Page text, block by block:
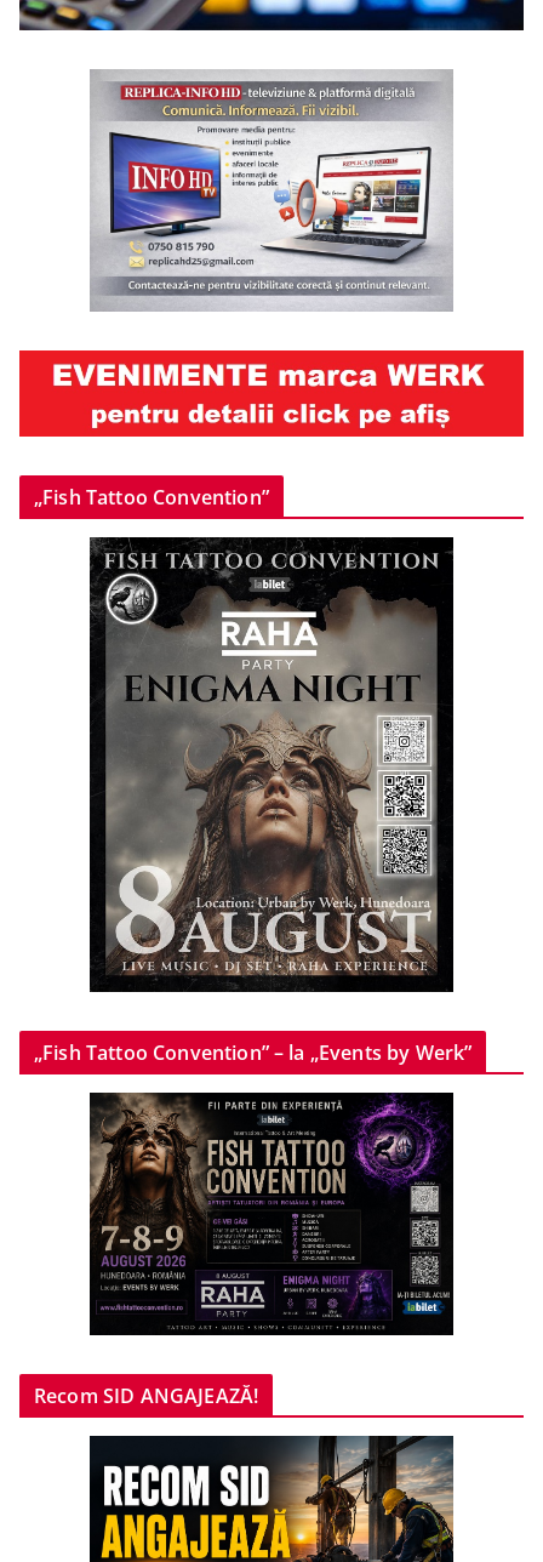
„Fish Tattoo Convention”
„Fish Tattoo Convention” – la „Events by Werk”
Recom SID ANGAJEAZĂ!